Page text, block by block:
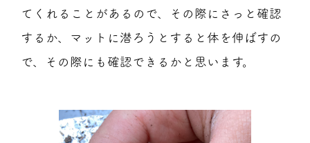
てくれることがあるので、その際にさっと確認
するか、マットに潜ろうとすると体を伸ばすの
で、その際にも確認できるかと思います。